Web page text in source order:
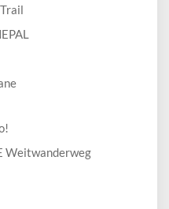
Weitwanderweg